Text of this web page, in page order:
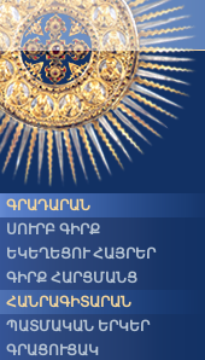
ԳՐԱԴԱՐԱՆ
ՍՈՒՐԲ ԳԻՐՔ
ԵԿԵՂԵՑՈՒ ՀԱՅՐԵՐ
ԳԻՐՔ ՀԱՐՑՄԱՆՑ
ՀԱՆՐԱԳԻՏԱՐԱՆ
ՊԱՏՄԱԿԱՆ ԵՐԿԵՐ
ԳՐԱՑՈՒՑԱԿ